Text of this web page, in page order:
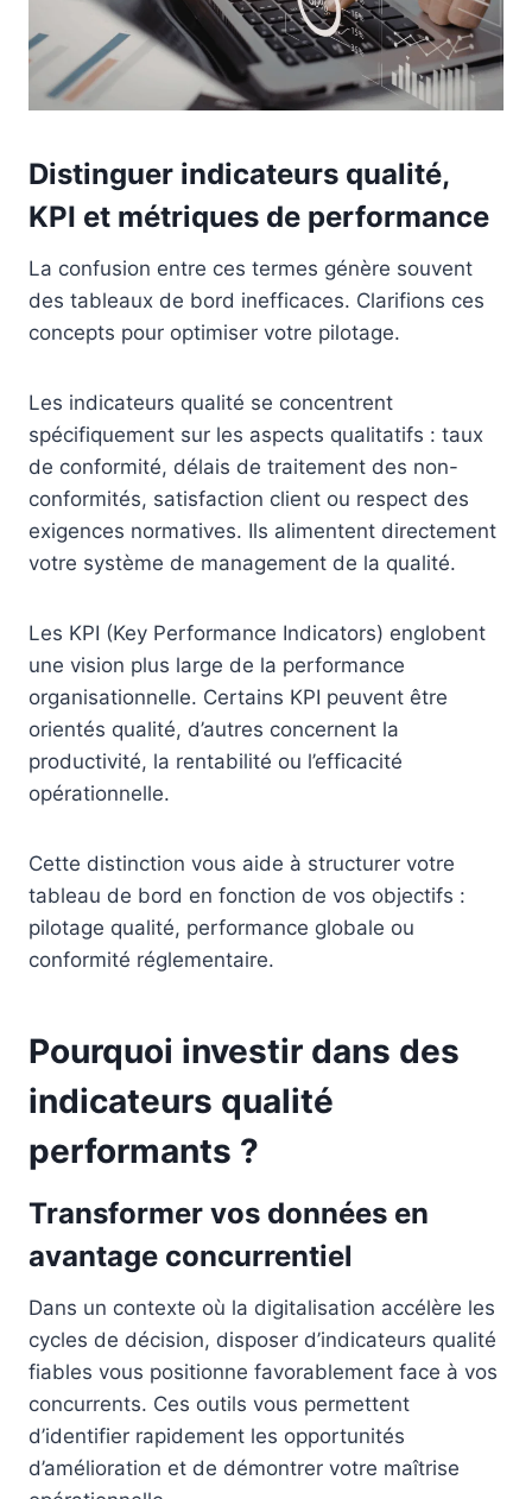
Distinguer indicateurs qualité,
KPI et métriques de performance
La confusion entre ces termes génère souvent
des tableaux de bord inefficaces. Clarifions ces
concepts pour optimiser votre pilotage.
Les indicateurs qualité se concentrent
spécifiquement sur les aspects qualitatifs : taux
de conformité, délais de traitement des non-
conformités, satisfaction client ou respect des
exigences normatives. Ils alimentent directement
votre système de management de la qualité.
Les KPI (Key Performance Indicators) englobent
une vision plus large de la performance
organisationnelle. Certains KPI peuvent être
orientés qualité, d’autres concernent la
productivité, la rentabilité ou l’efficacité
opérationnelle.
Cette distinction vous aide à structurer votre
tableau de bord en fonction de vos objectifs :
pilotage qualité, performance globale ou
conformité réglementaire.
Pourquoi investir dans des
indicateurs qualité
performants ?
Transformer vos données en
avantage concurrentiel
Dans un contexte où la digitalisation accélère les
cycles de décision, disposer d’indicateurs qualité
fiables vous positionne favorablement face à vos
concurrents. Ces outils vous permettent
d’identifier rapidement les opportunités
d’amélioration et de démontrer votre maîtrise